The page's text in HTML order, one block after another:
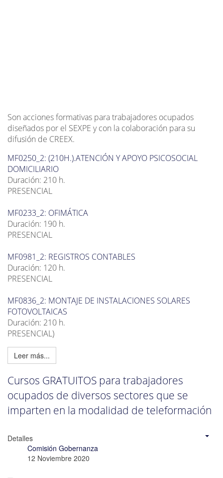
Son acciones formativas para trabajadores ocupados
diseñados por el SEXPE y con la colaboración para su
difusión de CREEX.
MF0250_2: (210H.).ATENCIÓN Y APOYO PSICOSOCIAL
DOMICILIARIO
Duración: 210 h.
PRESENCIAL
MF0233_2: OFIMÁTICA
Duración: 190 h.
PRESENCIAL
MF0981_2: REGISTROS CONTABLES
Duración: 120 h.
PRESENCIAL
MF0836_2: MONTAJE DE INSTALACIONES SOLARES
FOTOVOLTAICAS
Duración: 210 h.
PRESENCIAL)
Leer más...
Cursos GRATUITOS para trabajadores
ocupados de diversos sectores que se
imparten en la modalidad de teleformación
Detalles
Comisión Gobernanza
12 Noviembre 2020